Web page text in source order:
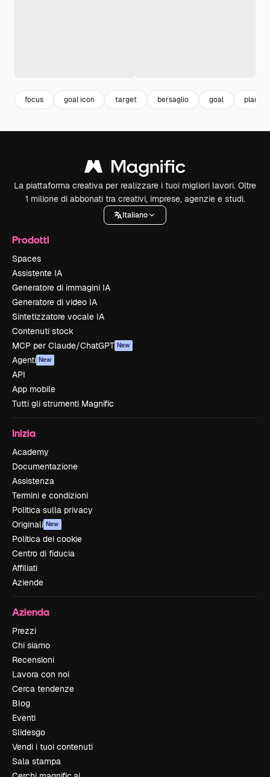
focus goal icon target bersaglio goal plan
La piattaforma creativa per realizzare i tuoi migliori lavori. Oltre
1 milione di abbonati tra creativi, imprese, agenzie e studi.
Italiano
Prodotti
Spaces
Assistente IA
Generatore di immagini IA
Generatore di video IA
Sintetizzatore vocale IA
Contenuti stock
MCP per Claude/ChatGPT New
Agenti New
API
App mobile
Tutti gli strumenti Magnific
Inizia
Academy
Documentazione
Assistenza
Termini e condizioni
Politica sulla privacy
Originali New
Politica dei cookie
Centro di fiducia
Affiliati
Aziende
Azienda
Prezzi
Chi siamo
Recensioni
Lavora con noi
Cerca tendenze
Blog
Eventi
Slidesgo
Vendi i tuoi contenuti
Sala stampa